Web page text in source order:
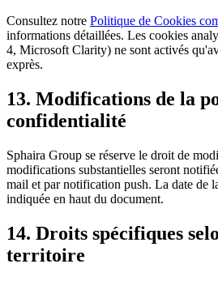
Consultez notre Politique de Cookies
informations détaillées. Les cookies
4, Microsoft Clarity) ne sont activés
exprès.
13. Modifications de la
confidentialité
Sphaira Group se réserve le droit de
modifications substantielles seront
mail et par notification push. La date de
indiquée en haut du document.
14. Droits spécifiques
territoire